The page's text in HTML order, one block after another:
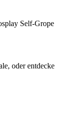
Self-Grope
oder entdecke